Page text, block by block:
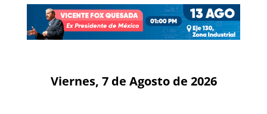
Viernes, 7 de Agosto de 2026